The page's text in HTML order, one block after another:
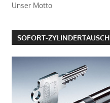
Unser Motto
SOFORT-ZYLINDERTAUSCH